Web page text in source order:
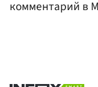
комментарий в